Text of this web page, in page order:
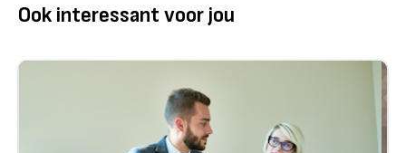
Ook interessant voor jou